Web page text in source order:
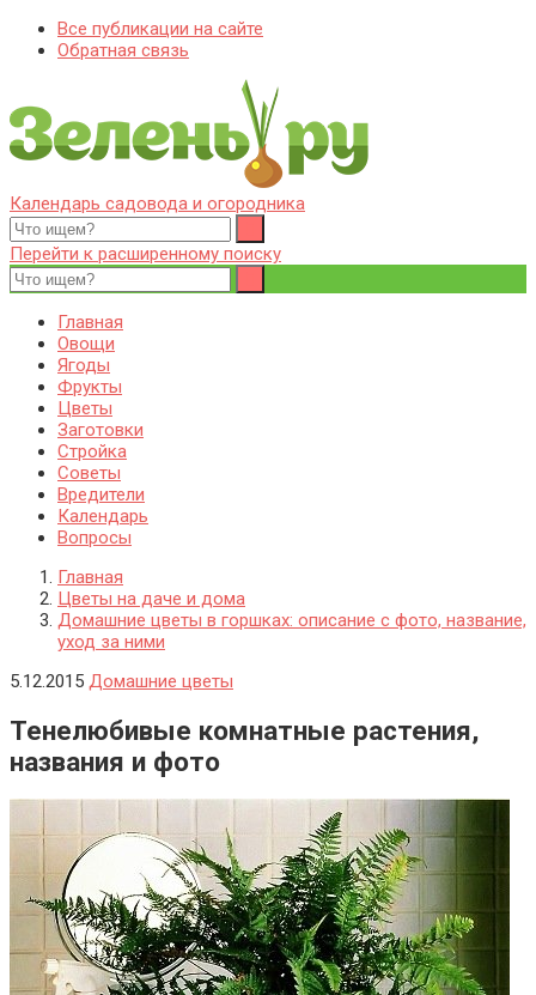
Все публикации на сайте
Обратная связь
Zelenj.ru – все про садоводство, земледелие, фермерство и
птицеводство
Особенности садоводства, земледелия, фермерства и
птицеводства. Выращивания культур, сбор и хранение урожая.
Уход за дачным участком, деревьями и кустами. Полезные
советы дачникам и садоводам
Календарь садовода и огородника
Перейти к расширенному поиску
Главная
Овощи
Ягоды
Фрукты
Цветы
Заготовки
Стройка
Советы
Вредители
Календарь
Вопросы
Главная
Цветы на даче и дома
Домашние цветы в горшках: описание с фото, название,
уход за ними
5.12.2015 Домашние цветы
Тенелюбивые комнатные растения,
названия и фото